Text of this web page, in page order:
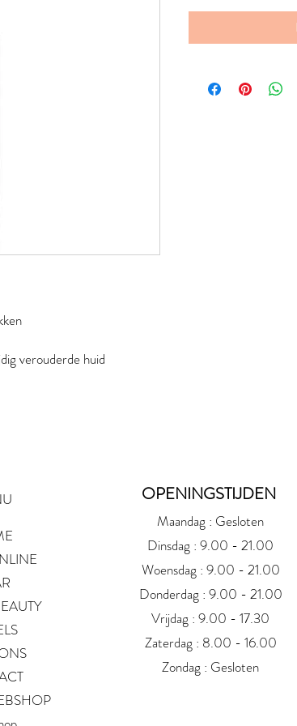
verouderde huid
OPENINGSTIJDEN
Maandag : Gesloten
Dinsdag : 9.00 - 21.00
Woensdag : 9.00 - 21.00
Donderdag : 9.00 - 21.00
Vrijdag : 9.00 - 17.30
Zaterdag : 8.00 - 16.00
Zondag : Gesloten